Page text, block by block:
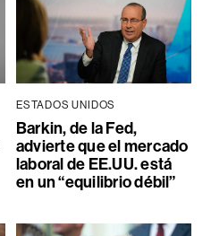
ESTADOS UNIDOS
Barkin, de la Fed,
advierte que el mercado
laboral de EE.UU. está
en un “equilibrio débil”